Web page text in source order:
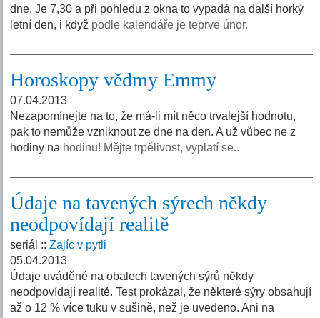
dne. Je 7,30 a při pohledu z okna to vypadá na další horký
letní den, i když podle kalendáře je teprve únor.
Horoskopy vědmy Emmy
07.04.2013
Nezapomínejte na to, že má-li mít něco trvalejší hodnotu,
pak to nemůže vzniknout ze dne na den. A už vůbec ne z
hodiny na hodinu! Mějte trpělivost, vyplatí se..
Údaje na tavených sýrech někdy
neodpovídají realitě
seriál ::Zajíc v pytli
05.04.2013
Údaje uváděné na obalech tavených sýrů někdy
neodpovídají realitě. Test prokázal, že některé sýry obsahují
až o 12 % více tuku v sušině, než je uvedeno. Ani na